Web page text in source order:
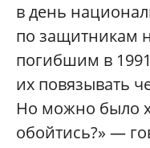
в день
по защитникам
погибшим в
их повязывать
Но можно было
обойтись?» —